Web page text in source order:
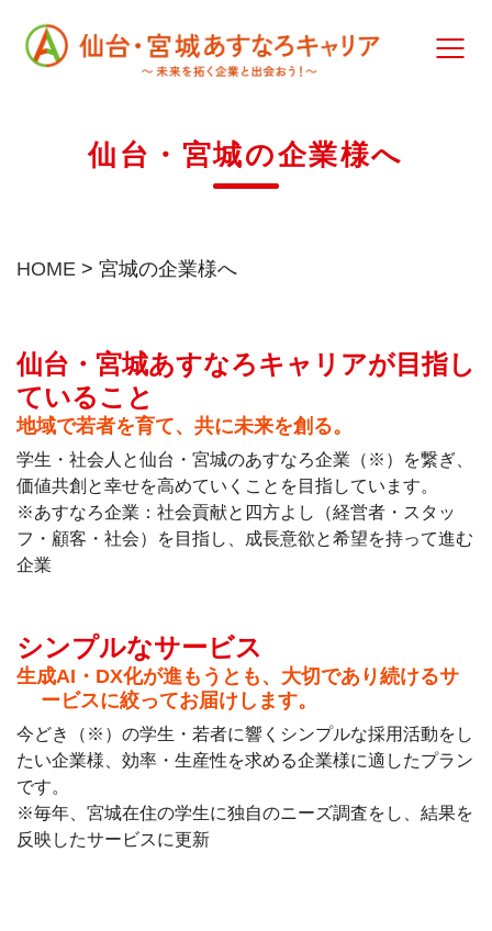
仙台・宮城の企業様へ
HOME > 宮城の企業様へ
仙台・宮城あすなろキャリアが目指し
ていること
地域で若者を育て、共に未来を創る。
学生・社会人と仙台・宮城のあすなろ企業（※）を繋ぎ、
価値共創と幸せを高めていくことを目指しています。
※あすなろ企業：社会貢献と四方よし（経営者・スタッ
フ・顧客・社会）を目指し、成長意欲と希望を持って進む
企業
シンプルなサービス
生成AI・DX化が進もうとも、大切であり続けるサ
ービスに絞ってお届けします。
今どき（※）の学生・若者に響くシンプルな採用活動をし
たい企業様、効率・生産性を求める企業様に適したプラン
です。
※毎年、宮城在住の学生に独自のニーズ調査をし、結果を
反映したサービスに更新